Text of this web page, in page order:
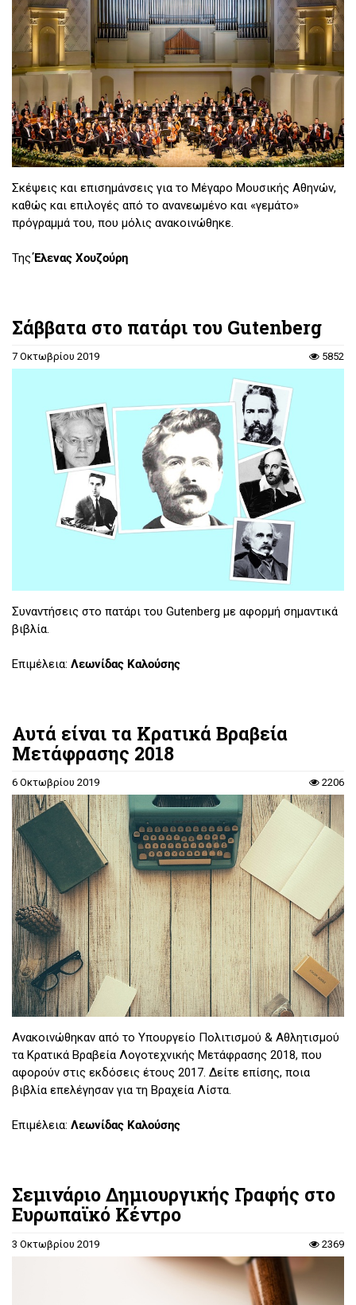
Σκέψεις και επισημάνσεις για το Μέγαρο Μουσικής Αθηνών,
καθώς και επιλογές από το ανανεωμένο και «γεμάτο»
πρόγραμμά του, που μόλις ανακοινώθηκε.
ΤηςΈλενας Χουζούρη
Σάββατα στο πατάρι του Gutenberg
7 Οκτωβρίου 2019 5852
Συναντήσεις στο πατάρι του Gutenberg με αφορμή σημαντικά
βιβλία.
Επιμέλεια: Λεωνίδας Καλούσης
Αυτά είναι τα Κρατικά Βραβεία
Μετάφρασης 2018
6 Οκτωβρίου 2019 2206
Ανακοινώθηκαν από το Υπουργείο Πολιτισμού & Αθλητισμού
τα Κρατικά Βραβεία Λογοτεχνικής Μετάφρασης 2018, που
αφορούν στις εκδόσεις έτους 2017. Δείτε επίσης, ποια
βιβλία επελέγησαν για τη Βραχεία Λίστα.
Επιμέλεια: Λεωνίδας Καλούσης
Σεμινάριο Δημιουργικής Γραφής στο
Ευρωπαϊκό Κέντρο
3 Οκτωβρίου 2019 2369